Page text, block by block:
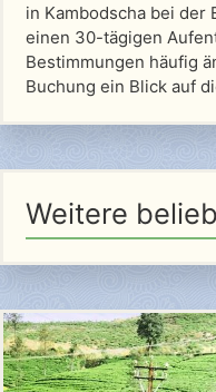
in Kambodscha bei der
einen 30-tägigen
Bestimmungen häufig
Buchung ein Blick auf
Weitere